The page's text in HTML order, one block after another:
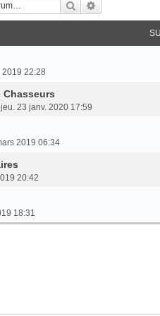
Rechercher
2019 22:28
Chasseurs
jeu. 23 janv. 2020 17:59
2019 06:34
20:42
18:31